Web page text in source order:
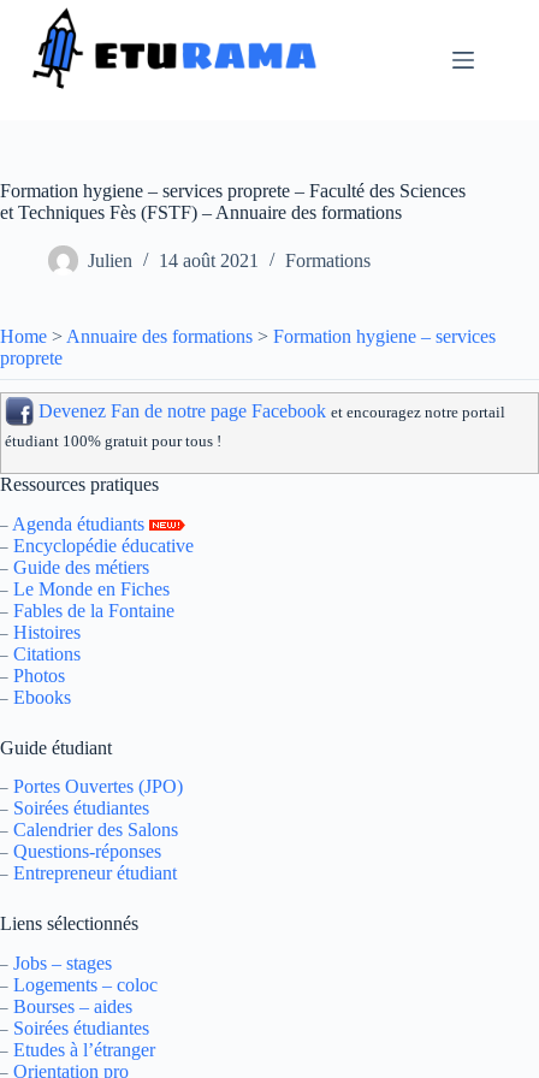
contenu
Formation hygiene – services proprete – Faculté des Sciences
et Techniques Fès (FSTF) – Annuaire des formations
Julien 14 août 2021 Formations
Home > Annuaire des formations > Formation hygiene – services
proprete
Devenez Fan de notre page Facebook et encouragez notre portail
étudiant 100% gratuit pour tous !
Ressources pratiques
– Agenda étudiants
– Encyclopédie éducative
– Guide des métiers
– Le Monde en Fiches
– Fables de la Fontaine
– Histoires
– Citations
– Photos
– Ebooks
Guide étudiant
– Portes Ouvertes (JPO)
– Soirées étudiantes
– Calendrier des Salons
– Questions-réponses
– Entrepreneur étudiant
Liens sélectionnés
– Jobs – stages
– Logements – coloc
– Bourses – aides
– Soirées étudiantes
– Etudes à l’étranger
– Orientation pro